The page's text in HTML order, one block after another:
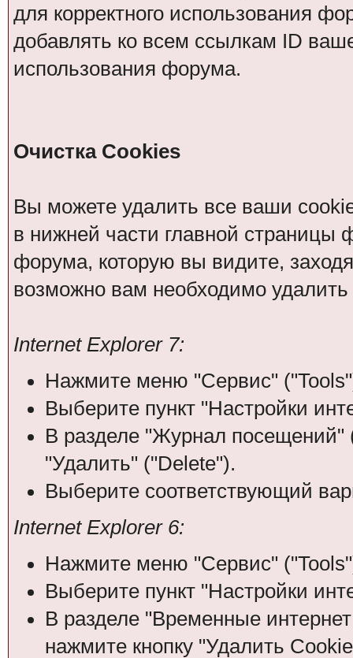
для корректного использования
добавлять ко всем ссылкам ID
использования форума.
Очистка Cookies
Вы можете удалить все ваши
в нижней части главной страницы
форума, которую вы видите,
возможно вам необходимо
Internet Explorer 7:
Нажмите меню "Сервис"
Выберите пункт "Настройки
В разделе "Журнал посещений"
"Удалить" ("Delete").
Выберите соответствующий
Internet Explorer 6:
Нажмите меню "Сервис"
Выберите пункт "Настройки
В разделе "Временные
нажмите кнопку "Удалить